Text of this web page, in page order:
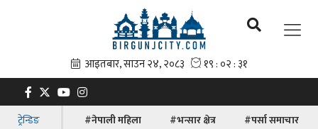
ट्रेन्डिङ #नेपाली महिला #भन्सार क्षेत्र #पर्सा समाचार